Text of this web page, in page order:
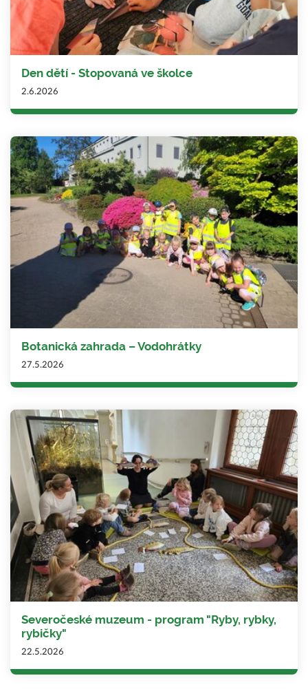
Den dětí - Stopovaná ve školce
2.6.2026
Botanická zahrada – Vodohrátky
27.5.2026
Severočeské muzeum - program "Ryby, rybky,
rybičky"
22.5.2026